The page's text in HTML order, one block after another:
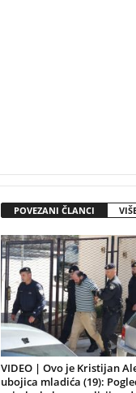
POVEZANI ČLANCI
VIDEO | Ovo je Kristijan
ubojica mladića (19):